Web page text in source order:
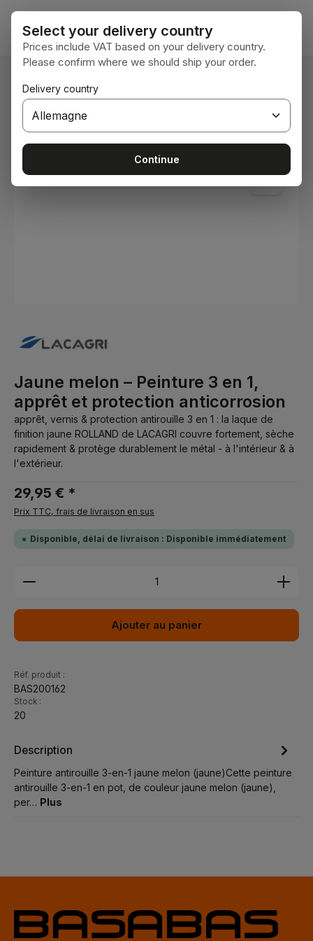
Passer au contenu principal
Vous êtes ici : Accueil
Peintures et vernis
Ignorer la galerie d'images
Jaune melon – Peinture 3 en 1,
apprêt et protection anticorrosion
apprêt, vernis & protection antirouille 3 en 1 : la laque de
finition jaune ROLLAND de LACAGRI couvre fortement, sèche
rapidement & protège durablement le métal - à l'intérieur & à
l'extérieur.
29,95 € *
Prix TTC, frais de livraison en sus
Disponible, délai de livraison : Disponible immédiatement
Quantité de produit : Entrez la quantité
Ajouter au panier
Réf. produit :
BAS200162
Stock :
20
Description
Peinture antirouille 3-en-1 jaune melon (jaune)Cette peinture
antirouille 3-en-1 en pot, de couleur jaune melon (jaune),
per… Plus
Select your delivery country
Prices include VAT based on your delivery country.
Please confirm where we should ship your order.
Delivery country
Continue